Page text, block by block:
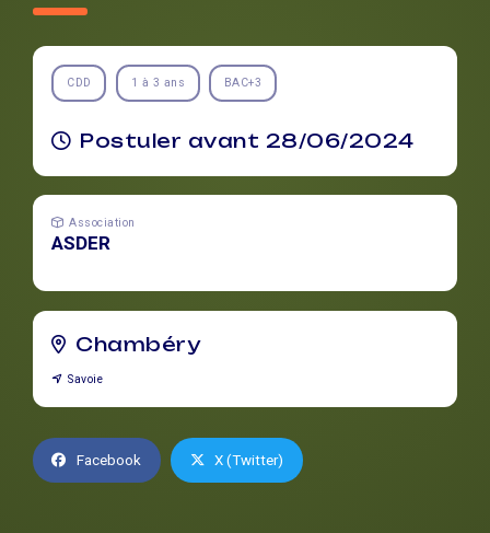
CDD 1 à 3 ans BAC+3
Postuler avant 28/06/2024
Association
ASDER
Chambéry
Savoie
Facebook X (Twitter)